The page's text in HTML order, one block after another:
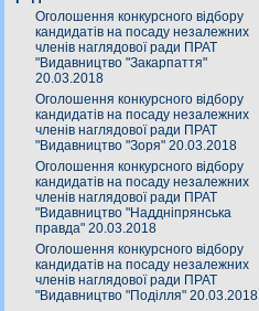
Оголошення конкурсного відбору
кандидатів на посаду незалежних
членів наглядової ради ПРАТ
"Видавництво "Закарпаття"
20.03.2018
Оголошення конкурсного відбору
кандидатів на посаду незалежних
членів наглядової ради ПРАТ
"Видавництво "Зоря" 20.03.2018
Оголошення конкурсного відбору
кандидатів на посаду незалежних
членів наглядової ради ПРАТ
"Видавництво "Наддніпрянська
правда" 20.03.2018
Оголошення конкурсного відбору
кандидатів на посаду незалежних
членів наглядової ради ПРАТ
"Видавництво "Поділля" 20.03.2018